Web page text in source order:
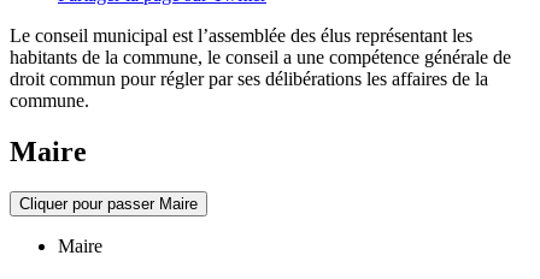
Le conseil municipal est l’assemblée des élus représentant les
habitants de la commune, le conseil a une compétence générale de
droit commun pour régler par ses délibérations les affaires de la
commune.
Maire
Cliquer pour passer Maire
Maire